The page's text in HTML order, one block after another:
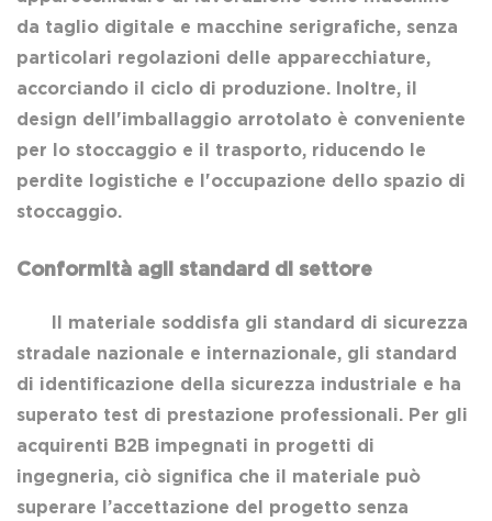
da taglio digitale e macchine serigrafiche, senza
particolari regolazioni delle apparecchiature,
accorciando il ciclo di produzione. Inoltre, il
design dell'imballaggio arrotolato è conveniente
per lo stoccaggio e il trasporto, riducendo le
perdite logistiche e l'occupazione dello spazio di
stoccaggio.
Conformità agli standard di settore
Il materiale soddisfa gli standard di sicurezza
stradale nazionale e internazionale, gli standard
di identificazione della sicurezza industriale e ha
superato test di prestazione professionali. Per gli
acquirenti B2B impegnati in progetti di
ingegneria, ciò significa che il materiale può
superare l’accettazione del progetto senza